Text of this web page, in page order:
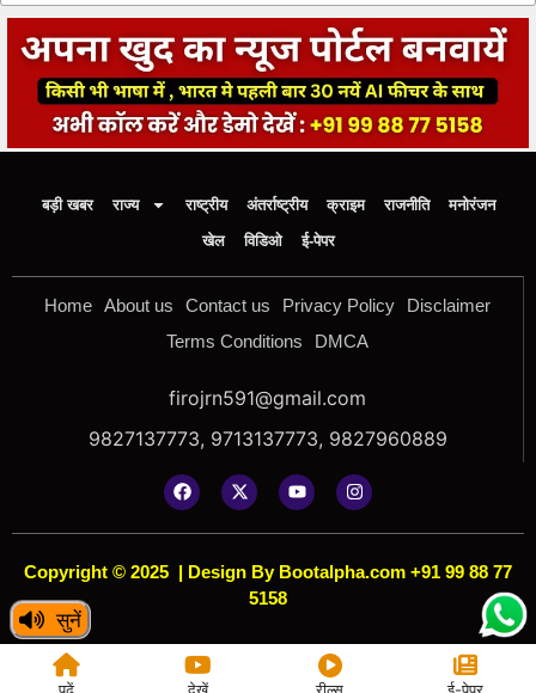
सुनें
बड़ी खबर राज्य राष्ट्रीय अंतर्राष्ट्रीय क्राइम राजनीति
मनोरंजन
खेल
विडिओ ई-पेपर
Home About us Contact us Privacy Policy
Disclaimer
Terms Conditions
DMCA
firojrn591@gmail.com
9827137773, 9713137773, 9827960889
Copyright © 2025 | Design By Bootalpha.com +91 99 88 77
5158